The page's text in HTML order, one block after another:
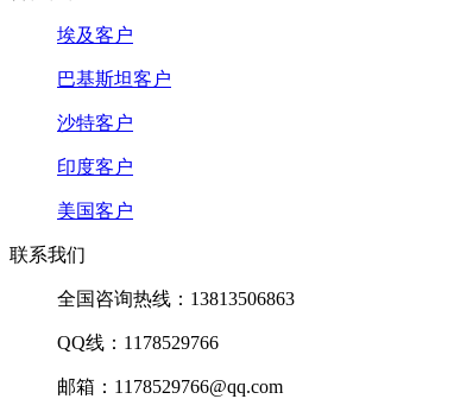
埃及客户
巴基斯坦客户
沙特客户
印度客户
美国客户
联系我们
全国咨询热线：13813506863
QQ线：1178529766
邮箱：1178529766@qq.com